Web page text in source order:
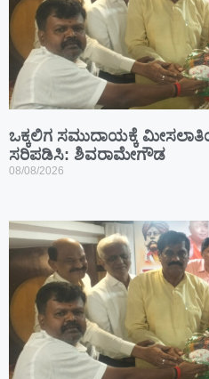
ಒಕ್ಕಲಿಗ ಸಮುದಾಯಕ್ಕೆ
ಸರಿಪಡಿಸಿ: ಶಿವರಾಮೇಗೌಡ
08/08/2026